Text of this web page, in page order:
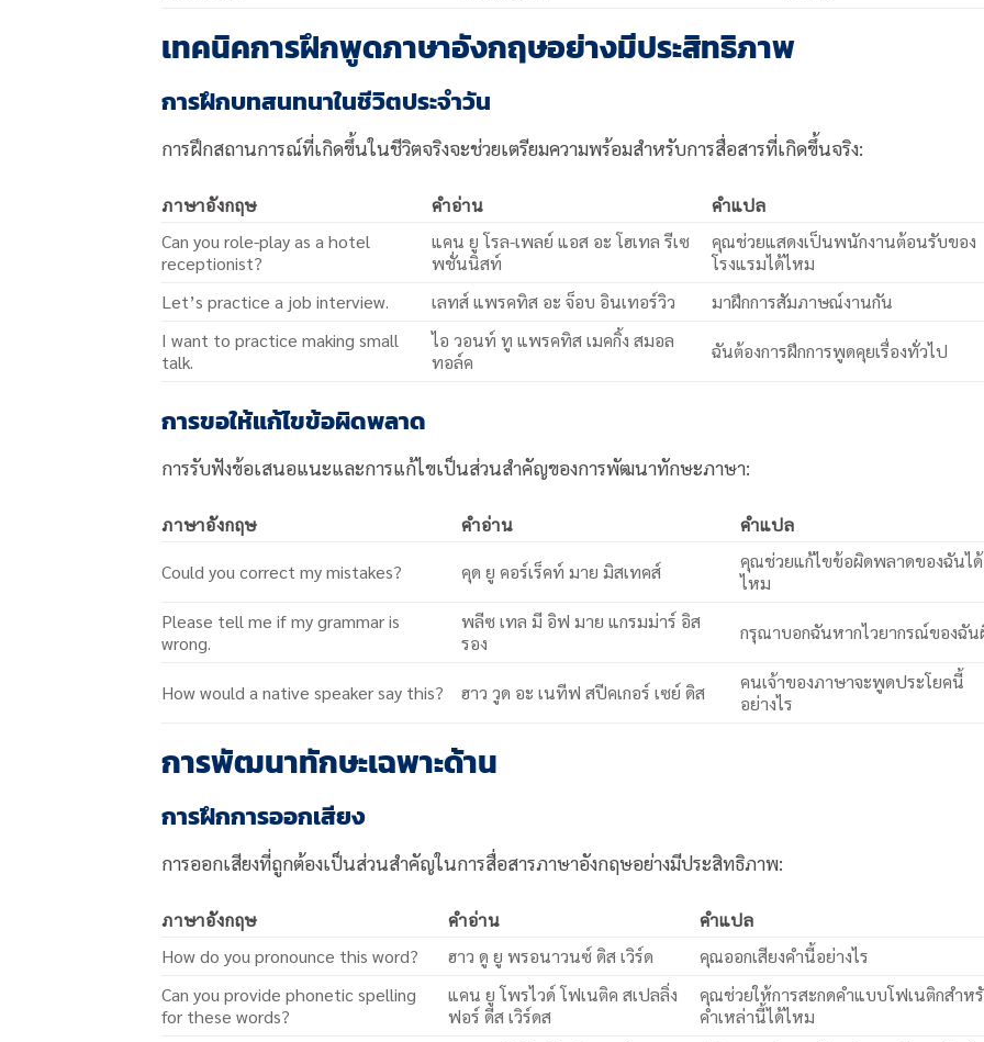
เทคนิคการฝึกพูดภาษาอังกฤษอย่างมีประสิทธิภาพ
การฝึกบทสนทนาในชีวิตประจำวัน
การฝึกสถานการณ์ที่เกิดขึ้นในชีวิตจริงจะช่วยเตรียมความพร้อมสำหรับการสื่อสารที่เกิดขึ้นจริง:
ภาษาอังกฤษ คำอ่าน
คำแปล
Can you role-play as a hotel
receptionist?
แคน ยู โรล-เพลย์ แอส อะ โฮเทล รีเซ
พชั่นนิสท์
คุณช่วยแสดงเป็นพนักงานต้อนรับของ
โรงแรมได้ไหม
Let’s practice a job interview.
เลทส์ แพรคทิส อะ จ็อบ อินเทอร์วิว
มาฝึกการสัมภาษณ์งานกัน
I want to practice making small
talk.
ไอ วอนท์ ทู แพรคทิส เมคกิ้ง สมอล
ทอล์ค
ฉันต้องการฝึกการพูดคุยเรื่องทั่วไป
การขอให้แก้ไขข้อผิดพลาด
การรับฟังข้อเสนอแนะและการแก้ไขเป็นส่วนสำคัญของการพัฒนาทักษะภาษา:
ภาษาอังกฤษ คำอ่าน คำแปล
Could you correct my mistakes? คุด ยู คอร์เร็คท์ มาย มิสเทคส์
คุณช่วยแก้ไขข้อผิดพลาดของฉันได้
ไหม
Please tell me if my grammar is
wrong.
พลีซ เทล มี อิฟ มาย แกรมม่าร์ อิส
รอง
กรุณาบอกฉันหากไวยากรณ์ของฉัน
How would a native speaker say this? ฮาว วูด อะ เนทีฟ สปีคเกอร์ เซย์ ดิส
คนเจ้าของภาษาจะพูดประโยคนี้
อย่างไร
การพัฒนาทักษะเฉพาะด้าน
การฝึกการออกเสียง
การออกเสียงที่ถูกต้องเป็นส่วนสำคัญในการสื่อสารภาษาอังกฤษอย่างมีประสิทธิภาพ:
ภาษาอังกฤษ คำอ่าน
คำแปล
How do you pronounce this word?
ฮาว ดู ยู พรอนาวนซ์ ดิส เวิร์ด
คุณออกเสียงคำนี้อย่างไร
Can you provide phonetic spelling
for these words?
แคน ยู โพรไวด์ โฟเนติค สเปลลิ่ง
ฟอร์ ดีส เวิร์ดส
คุณช่วยให้การสะกดคำแบบโฟเนติกสำห
คำเหล่านี้ได้ไหม